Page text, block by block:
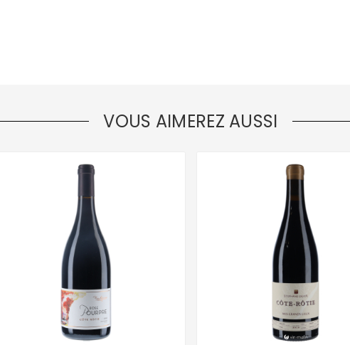
VOUS AIMEREZ AUSSI